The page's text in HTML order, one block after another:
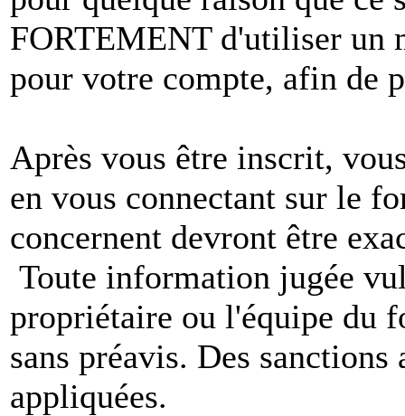
FORTEMENT d'utiliser un
pour votre compte, afin de
Après vous être inscrit,
en vous connectant sur le
concernent devront être
Toute information jugée
propriétaire ou l'équipe du
sans préavis. Des
appliquées.